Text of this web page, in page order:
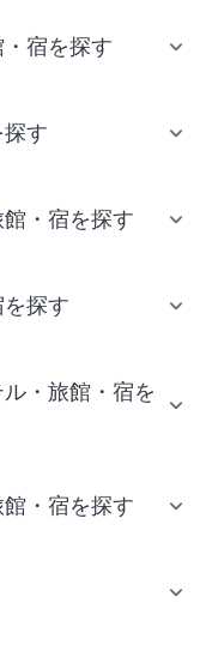
宿を探す
す
・宿を探す
探す
・旅館・宿を
・宿を探す